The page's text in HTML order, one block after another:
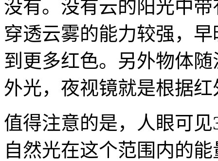
没有。没有云的阳光中
穿透云雾的能力较强，
到更多红色。另外物体
外光，夜视镜就是根据
值得注意的是，人眼可
自然光在这个范围内的